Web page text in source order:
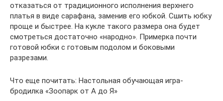
отказаться от традиционного исполнения верхнего
платья в виде сарафана, заменив его юбкой. Сшить юбку
проще и быстрее. На кукле такого размера она будет
смотреться достаточно «народно». Примерка почти
готовой юбки с готовым подолом и боковыми
разрезами.
Что еще почитать: Настольная обучающая игра-
бродилка «Зоопарк от А до Я»